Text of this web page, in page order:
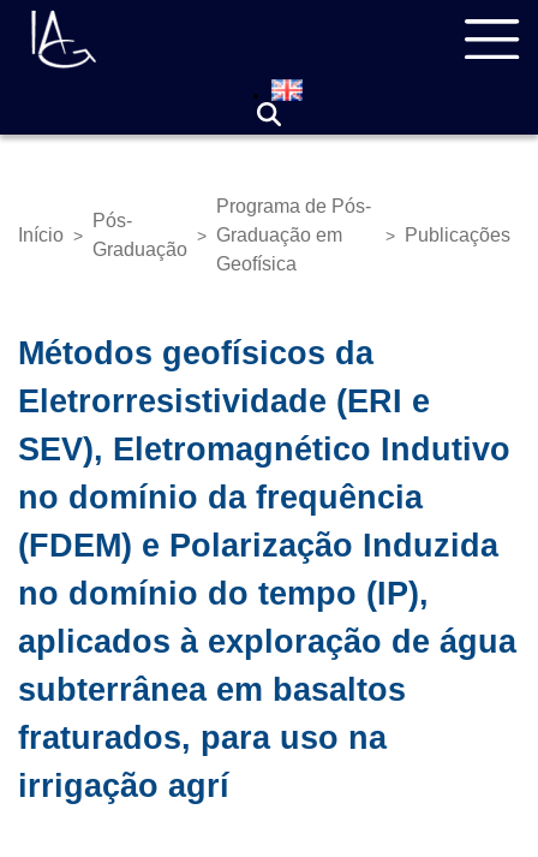
Pular
para
Trilha
Início >
Pós-
Graduação
>
Programa de Pós-
Graduação em
Geofísica
> Publicações
Métodos geofísicos da
Eletrorresistividade (ERI e
SEV), Eletromagnético Indutivo
no domínio da frequência
(FDEM) e Polarização Induzida
no domínio do tempo (IP),
aplicados à exploração de água
subterrânea em basaltos
fraturados, para uso na
irrigação agrí